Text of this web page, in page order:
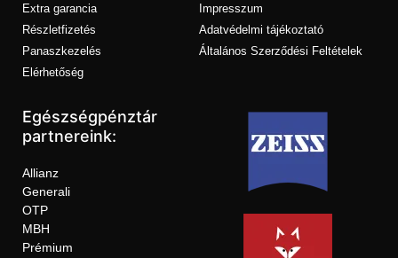
Extra garancia
Részletfizetés
Panaszkezelés
Elérhetőség
Impresszum
Adatvédelmi tájékoztató
Általános Szerződési Feltételek
Egészségpénztár
partnereink:
Allianz
Generali
OTP
MBH
Prémium